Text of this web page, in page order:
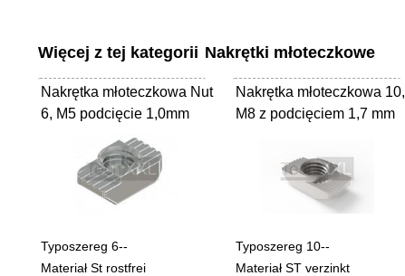
Więcej z tej kategorii Nakrętki młoteczkowe
Nakrętka młoteczkowa Nut
6, M5 podcięcie 1,0mm
Typoszereg 6--
Materiał St rostfrei
Nakrętka młoteczkowa 10,
M8 z podcięciem 1,7 mm
Typoszereg 10--
Materiał ST verzinkt